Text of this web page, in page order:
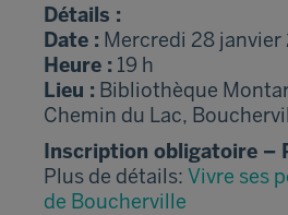
Détails :
Date : Mercredi 28 janvier
Heure : 19 h
Lieu : Bibliothèque
Chemin du Lac,
Inscription obligatoire –
Plus de détails: Vivre ses
de Boucherville